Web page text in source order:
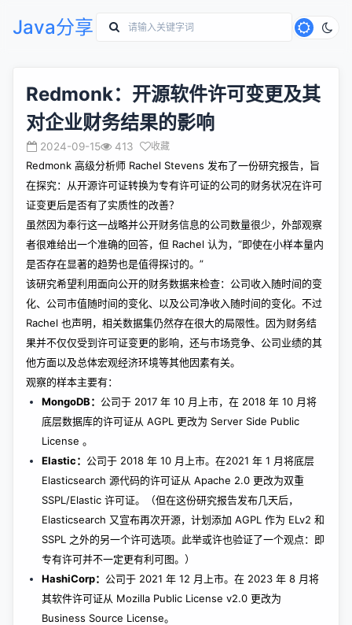
Java分享
Redmonk：开源软件许可变更及其
对企业财务结果的影响
2024-09-15 413 收藏
Redmonk 高级分析师 Rachel Stevens 发布了一份研究报告，旨
在探究：从开源许可证转换为专有许可证的公司的财务状况在许可
证变更后是否有了实质性的改善？
虽然因为奉行这一战略并公开财务信息的公司数量很少，外部观察
者很难给出一个准确的回答，但 Rachel 认为，“即使在小样本量内
是否存在显著的趋势也是值得探讨的。”
该研究希望利用面向公开的财务数据来检查：公司收入随时间的变
化、公司市值随时间的变化、以及公司净收入随时间的变化。不过
Rachel 也声明，相关数据集仍然存在很大的局限性。因为财务结
果并不仅仅受到许可证变更的影响，还与市场竞争、公司业绩的其
他方面以及总体宏观经济环境等其他因素有关。
观察的样本主要有：
MongoDB： 公司于 2017 年 10 月上市，在 2018 年 10 月将
底层数据库的许可证从 AGPL 更改为 Server Side Public
License 。
Elastic： 公司于 2018 年 10 月上市。在2021 年 1 月将底层
Elasticsearch 源代码的许可证从 Apache 2.0 更改为双重
SSPL/Elastic 许可证。（但在这份研究报告发布几天后，
Elasticsearch 又宣布再次开源，计划添加 AGPL 作为 ELv2 和
SSPL 之外的另一个许可选项。此举或许也验证了一个观点：即
专有许可并不一定更有利可图。）
HashiCorp： 公司于 2021 年 12 月上市。在 2023 年 8 月将
其软件许可证从 Mozilla Public License v2.0 更改为
Business Source License。